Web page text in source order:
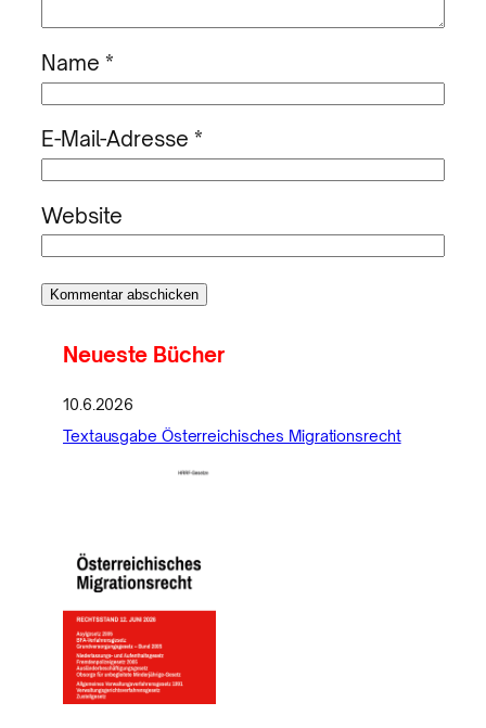
Name *
E-Mail-Adresse *
Website
Neueste Bücher
10.6.2026
Textausgabe Österreichisches Migrationsrecht